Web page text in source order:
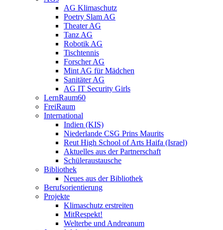
AG Klimaschutz
Poetry Slam AG
Theater AG
Tanz AG
Robotik AG
Tischtennis
Forscher AG
Mint AG für Mädchen
Sanitäter AG
AG IT Security Girls
LernRaum60
FreiRaum
International
Indien (KIS)
Niederlande CSG Prins Maurits
Reut High School of Arts Haifa (Israel)
Aktuelles aus der Partnerschaft
Schüleraustausche
Bibliothek
Neues aus der Bibliothek
Berufsorientierung
Projekte
Klimaschutz erstreiten
MitRespekt!
Welterbe und Andreanum